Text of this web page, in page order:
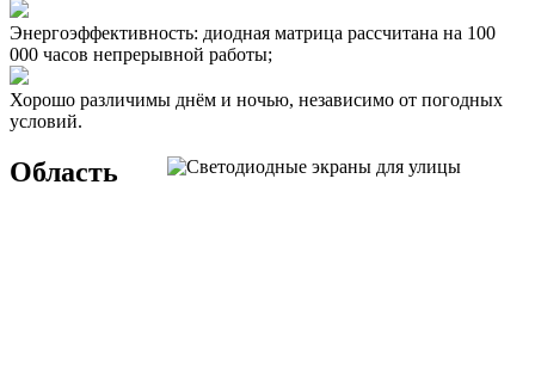
Энергоэффективность: диодная матрица рассчитана на 100
000 часов непрерывной работы;
Хорошо различимы днём и ночью, независимо от погодных
условий.
Область